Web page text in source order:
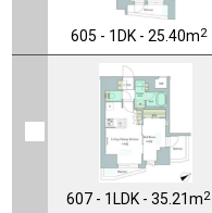
605 - 1DK - 25.40m2
607 - 1LDK - 35.21m2